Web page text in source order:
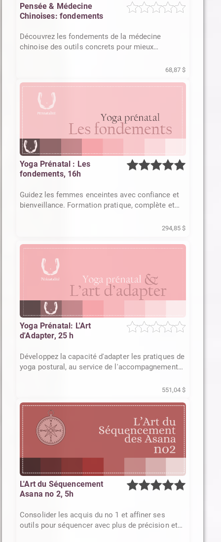
Pensée & Médecine
Chinoises: fondements
Découvrez les fondements de la médecine
chinoise des outils concrets pour mieux
68,87 $
Yoga Prénatal : Les
fondements, 16h
Guidez les femmes enceintes avec confiance et
bienveillance. Formation pratique, complète et
294,85 $
Yoga Prénatal: L'Art
d'Adapter, 25 h
Développez la capacité d'adapter les pratiques de
yoga postural, au service de l'accompagnement
551,04 $
L'Art du Séquencement
Asana no 2, 5h
Consolider les acquis du no 1 et affiner ses
outils pour séquencer avec plus de précision et